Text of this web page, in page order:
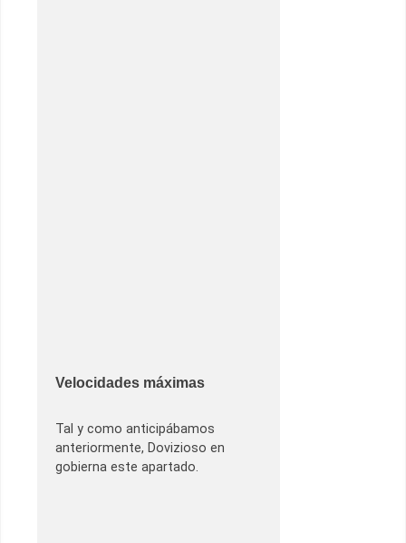
Velocidades máximas
Tal y como anticipábamos
anteriormente, Dovizioso en
gobierna este apartado.